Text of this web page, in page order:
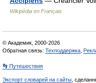
Wikipédia en Français
© Академик, 2000-2026
Обратная связь: Техподдержка
👣 Путешествия
Экспорт словарей на сайты ,